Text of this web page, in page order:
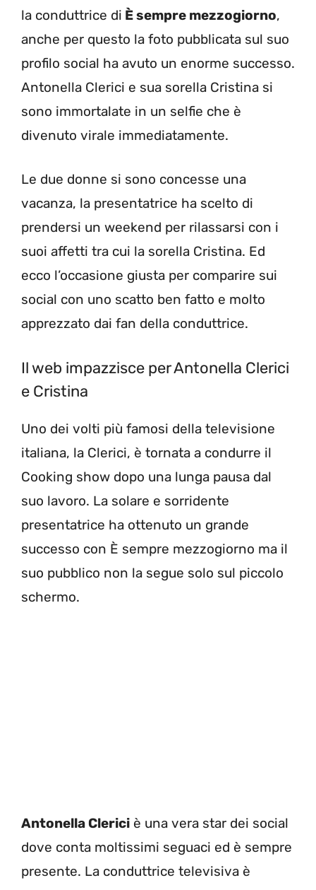
la conduttrice di È sempre mezzogiorno,
anche per questo la foto pubblicata sul suo
profilo social ha avuto un enorme successo.
Antonella Clerici e sua sorella Cristina si
sono immortalate in un selfie che è
divenuto virale immediatamente.
Le due donne si sono concesse una
vacanza, la presentatrice ha scelto di
prendersi un weekend per rilassarsi con i
suoi affetti tra cui la sorella Cristina. Ed
ecco l’occasione giusta per comparire sui
social con uno scatto ben fatto e molto
apprezzato dai fan della conduttrice.
Il web impazzisce per Antonella Clerici
e Cristina
Uno dei volti più famosi della televisione
italiana, la Clerici, è tornata a condurre il
Cooking show dopo una lunga pausa dal
suo lavoro. La solare e sorridente
presentatrice ha ottenuto un grande
successo con È sempre mezzogiorno ma il
suo pubblico non la segue solo sul piccolo
schermo.
Antonella Clerici è una vera star dei social
dove conta moltissimi seguaci ed è sempre
presente. La conduttrice televisiva è